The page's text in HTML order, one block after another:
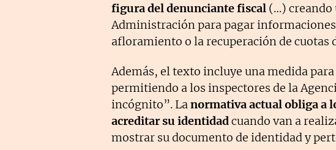
figura del denunciante fiscal (…) creando
Administración para pagar
afloramiento o la recuperación de cuotas
Además, el texto incluye una medida
permitiendo a los inspectores de la
incógnito”. Lanormativa actual obliga a
acreditar su identidadcuando van a
mostrar su documento de identidad y